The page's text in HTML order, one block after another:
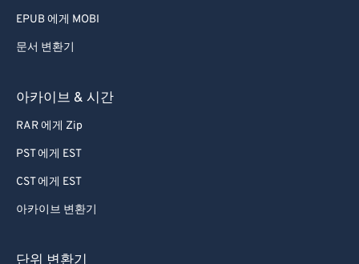
EPUB 에게 MOBI
문서 변환기
아카이브 & 시간
RAR 에게 Zip
PST 에게 EST
CST 에게 EST
아카이브 변환기